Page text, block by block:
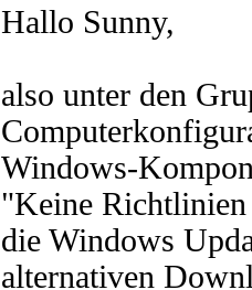
Hallo Sunny,
also unter den
Windows-
"Keine Richtlinien
die Windows
alternativen